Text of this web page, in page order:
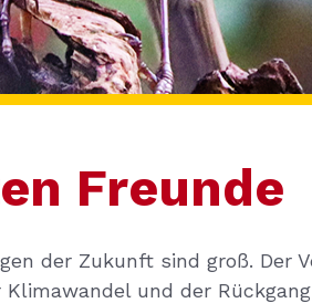
Freunde
der Zukunft sind groß. Der
Klimawandel und der